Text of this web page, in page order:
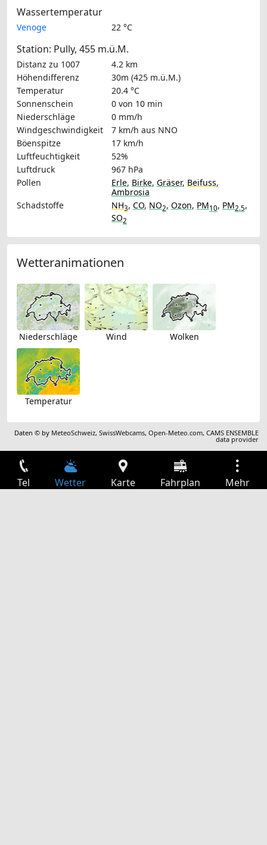
Wassertemperatur
Venoge 22 °C
Station: Pully, 455 m.ü.M.
Distanz zu 1007
4.2 km
Höhendifferenz
30m (425 m.ü.M.)
Temperatur
20.4 °C
Sonnenschein
0 von 10 min
Niederschläge
0 mm/h
Windgeschwindigkeit
7 km/h aus NNO
Böenspitze
17 km/h
Luftfeuchtigkeit
52%
Luftdruck
967 hPa
Pollen
Erle, Birke, Gräser, Beifuss,
Ambrosia
Schadstoffe
NH3, CO, NO2, Ozon, PM10, PM2.5,
SO2
Wetteranimationen
Niederschläge Wind Wolken
Temperatur
Daten © by MeteoSchweiz,SwissWebcams,Open-Meteo.com,CAMS ENSEMBLE
data provider
Tel Wetter Karte Fahrplan Mehr